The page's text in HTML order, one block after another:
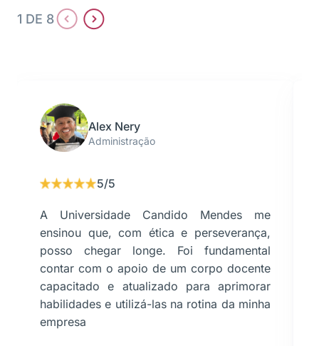
1 DE 8
Alex Nery
Administração
5/5
A Universidade Candido Mendes me
ensinou que, com ética e perseverança,
posso chegar longe. Foi fundamental
contar com o apoio de um corpo docente
capacitado e atualizado para aprimorar
habilidades e utilizá-las na rotina da minha
empresa